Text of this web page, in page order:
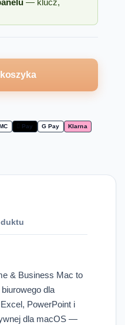
— klucz,
MC  Pay G Pay Klarna
& Business Mac to
dla
PowerPoint i
dla macOS —